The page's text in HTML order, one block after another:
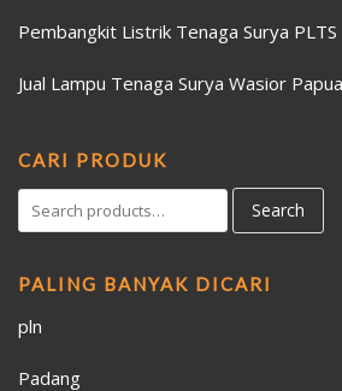
Pembangkit Listrik Tenaga Surya
Jual Lampu Tenaga Surya Wasior
CARI PRODUK
Search
PALING BANYAK DICARI
pln
Padang